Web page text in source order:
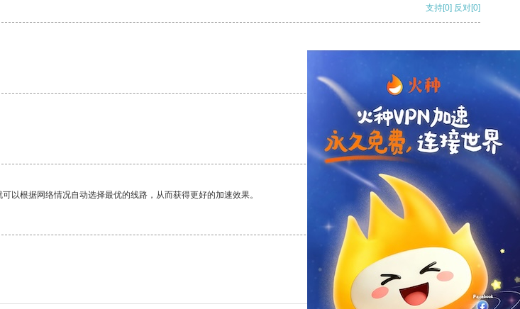
支持[0] 反对[0]
支持
支持[0] 反对[0]
以根据网络情况自动选择最优的线路，从而获得更好的加速效果。
支持[0] 反对[0]